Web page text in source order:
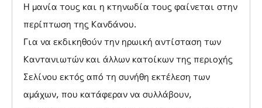
Η μανία τους και η κτηνωδία τους φαίνεται στην
περίπτωση της Κανδάνου.
Για να εκδικηθούν την ηρωική αντίσταση των
Καντανιωτών και άλλων κατοίκων της περιοχής
Σελίνου εκτός από τη συνήθη εκτέλεση των
αμάχων, που κατάφεραν να συλλάβουν,